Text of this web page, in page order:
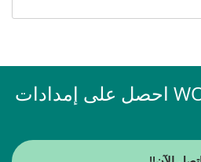
اتصل بـ WOODEVER احصل على إمدادات